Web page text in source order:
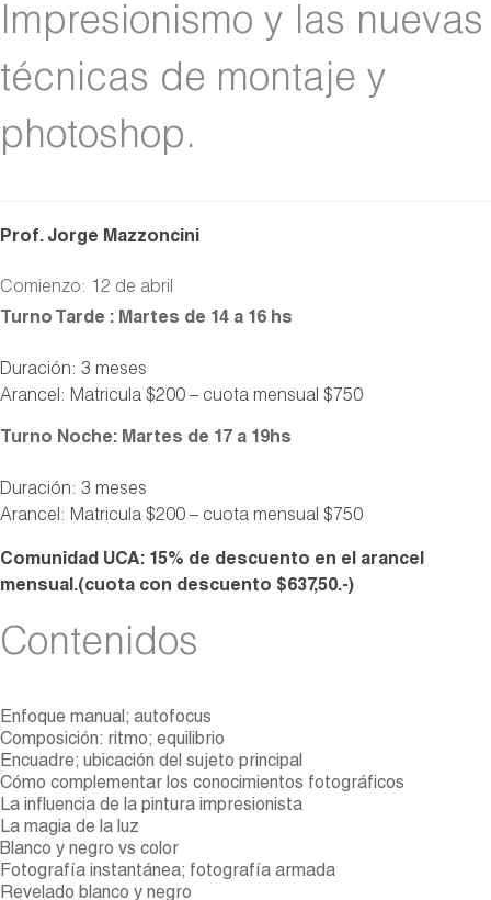
Impresionismo y las nuevas
técnicas de montaje y
photoshop.
Prof. Jorge Mazzoncini
Comienzo: 12 de abril
Turno Tarde : Martes de 14 a 16 hs
Duración: 3 meses
Arancel: Matricula $200 – cuota mensual $750
Turno Noche: Martes de 17 a 19hs
Duración: 3 meses
Arancel: Matricula $200 – cuota mensual $750
Comunidad UCA: 15% de descuento en el arancel
mensual.(cuota con descuento $637,50.-)
Contenidos
Enfoque manual; autofocus
Composición: ritmo; equilibrio
Encuadre; ubicación del sujeto principal
Cómo complementar los conocimientos fotográficos
La influencia de la pintura impresionista
La magia de la luz
Blanco y negro vs color
Fotografía instantánea; fotografía armada
Revelado blanco y negro